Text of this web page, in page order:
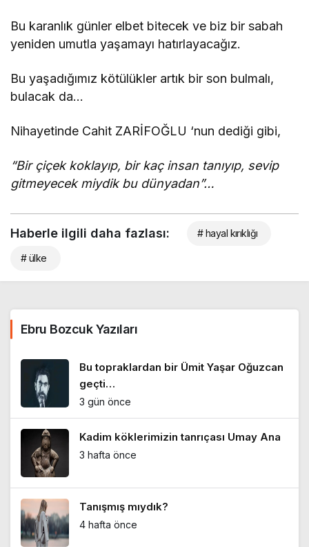
Bu karanlık günler elbet bitecek ve biz bir sabah
yeniden umutla yaşamayı hatırlayacağız.
Bu yaşadığımız kötülükler artık bir son bulmalı,
bulacak da…
Nihayetinde Cahit ZARİFOĞLU ‘nun dediği gibi,
“Bir çiçek koklayıp, bir kaç insan tanıyıp, sevip
gitmeyecek miydik bu dünyadan”…
Haberle ilgili daha fazlası: # hayal kırıklığı
# ülke
Ebru Bozcuk Yazıları
Bu topraklardan bir Ümit Yaşar Oğuzcan
geçti…
3 gün önce
Kadim köklerimizin tanrıçası Umay Ana
3 hafta önce
Tanışmış mıydık?
4 hafta önce